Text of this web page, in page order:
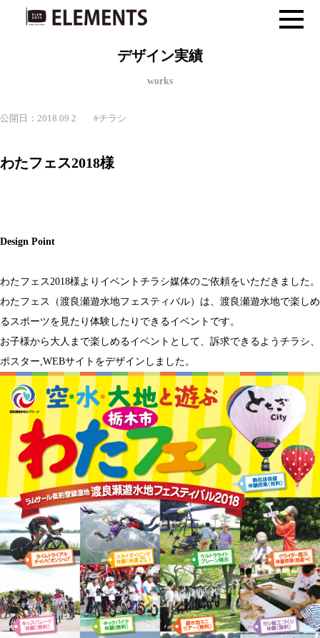
デザイン実績
works
公開日：2018.09.2 #チラシ
わたフェス2018様
Design Point
わたフェス2018様よりイベントチラシ媒体のご依頼をいただきました。
わたフェス（渡良瀬遊水地フェスティバル）は、渡良瀬遊水地で楽しめ
るスポーツを見たり体験したりできるイベントです。
お子様から大人まで楽しめるイベントとして、訴求できるようチラシ、
ポスター,WEBサイトをデザインしました。